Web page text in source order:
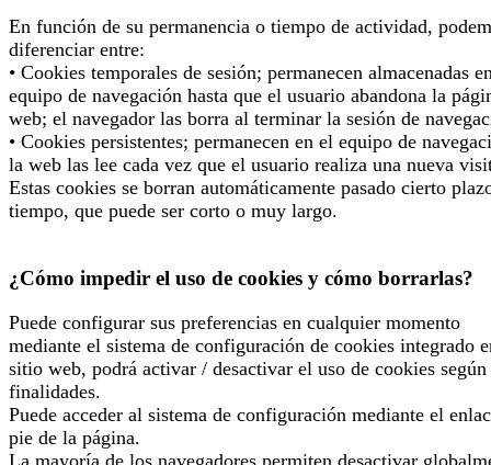
En función de su permanencia o tiempo de actividad,
diferenciar entre:
• Cookies temporales de sesión; permanecen almacenadas
equipo de navegación hasta que el usuario abandona la
web; el navegador las borra al terminar la sesión de
• Cookies persistentes; permanecen en el equipo de
la web las lee cada vez que el usuario realiza una nueva
Estas cookies se borran automáticamente pasado cierto
tiempo, que puede ser corto o muy largo.
¿Cómo impedir el uso de cookies y cómo borrarlas?
Puede configurar sus preferencias en cualquier momento
mediante el sistema de configuración de cookies integrado
sitio web, podrá activar / desactivar el uso de cookies según
finalidades.
Puede acceder al sistema de configuración mediante el
pie de la página.
La mayoría de los navegadores permiten desactivar